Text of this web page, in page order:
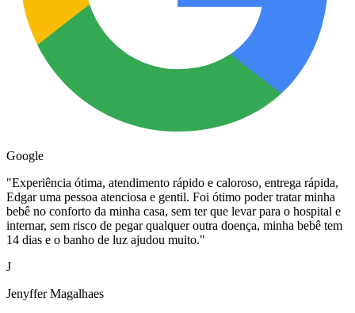
Google
"Experiência ótima, atendimento rápido e caloroso, entrega rápida,
Edgar uma pessoa atenciosa e gentil. Foi ótimo poder tratar minha
bebê no conforto da minha casa, sem ter que levar para o hospital e
internar, sem risco de pegar qualquer outra doença, minha bebê tem
14 dias e o banho de luz ajudou muito."
J
Jenyffer Magalhaes